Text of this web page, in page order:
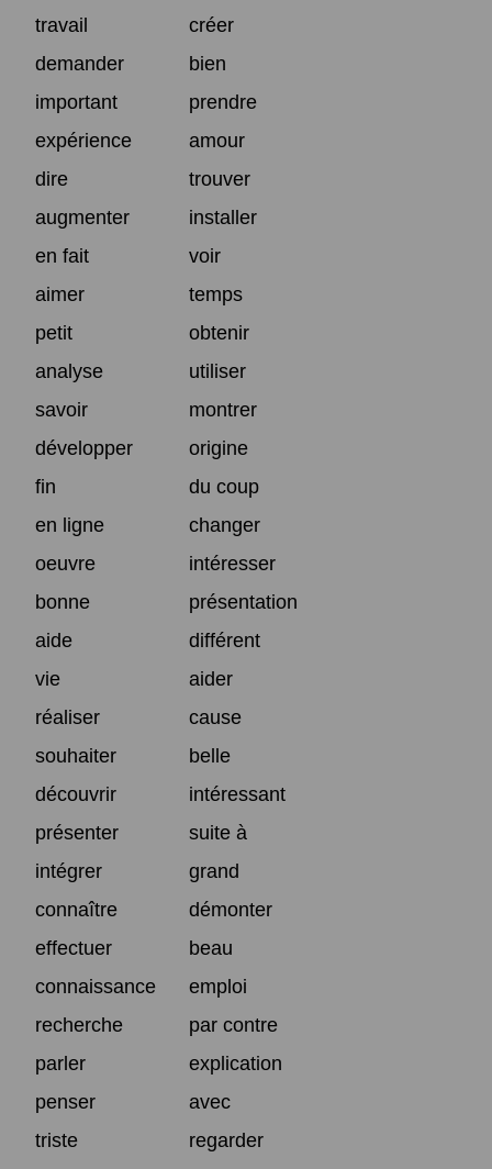
travail
créer
demander
bien
important
prendre
expérience
amour
dire
trouver
augmenter
installer
en fait
voir
aimer
temps
petit
obtenir
analyse
utiliser
savoir
montrer
développer
origine
fin
du coup
en ligne
changer
oeuvre
intéresser
bonne
présentation
aide
différent
vie
aider
réaliser
cause
souhaiter
belle
découvrir
intéressant
présenter
suite à
intégrer
grand
connaître
démonter
effectuer
beau
connaissance
emploi
recherche
par contre
parler
explication
penser
avec
triste
regarder